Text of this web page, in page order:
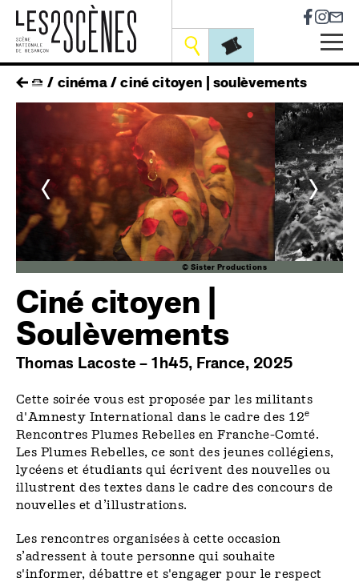
Skip
main
Outils
fil
d'ariane
cinéma ciné citoyen | soulèvements
<
© Sister Productions
>
Ciné citoyen |
Soulèvements
Thomas Lacoste – 1h45, France, 2025
Cette soirée vous est proposée par les militants
d'Amnesty International dans le cadre des 12e
Rencontres Plumes Rebelles en Franche-Comté.
Les Plumes Rebelles, ce sont des jeunes collégiens,
lycéens et étudiants qui écrivent des nouvelles ou
illustrent des textes dans le cadre des concours de
nouvelles et d’illustrations.
Les rencontres organisées à cette occasion
s’adressent à toute personne qui souhaite
s'informer, débattre et s'engager pour le respect